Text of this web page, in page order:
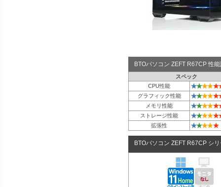
BTOパソコン ZEFT R67CP 性
スペック
CPU性能
★★★★★
グラフィック性能 ★★★★★
メモリ性能 ★★★★★
ストレージ性能 ★★★★★
拡張性 ★★★★★
BTOパソコン ZEFT R67CP シ